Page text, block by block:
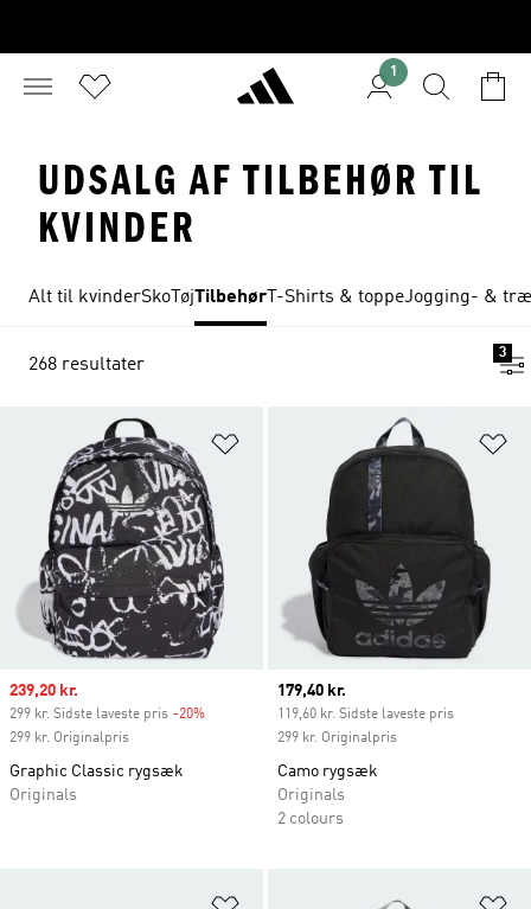
1
UDSALG AF TILBEHØR TIL
KVINDER
Alt til kvinderSko TøjTilbehør T-Shirts & toppeJogging- &
268 resultater
3
Føj til ønskeliste
Sale price
239,20 kr.
299 kr. Sidste laveste pris -20%
299 kr. Originalpris
Graphic Classic rygsæk
Originals
Current price
179,40 kr.
119,60 kr. Sidste laveste pris
299 kr. Originalpris
Camo rygsæk
Originals
2 colours